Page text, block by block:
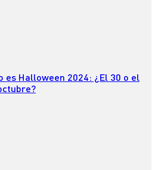
es Halloween 2024: ¿El 30 o el